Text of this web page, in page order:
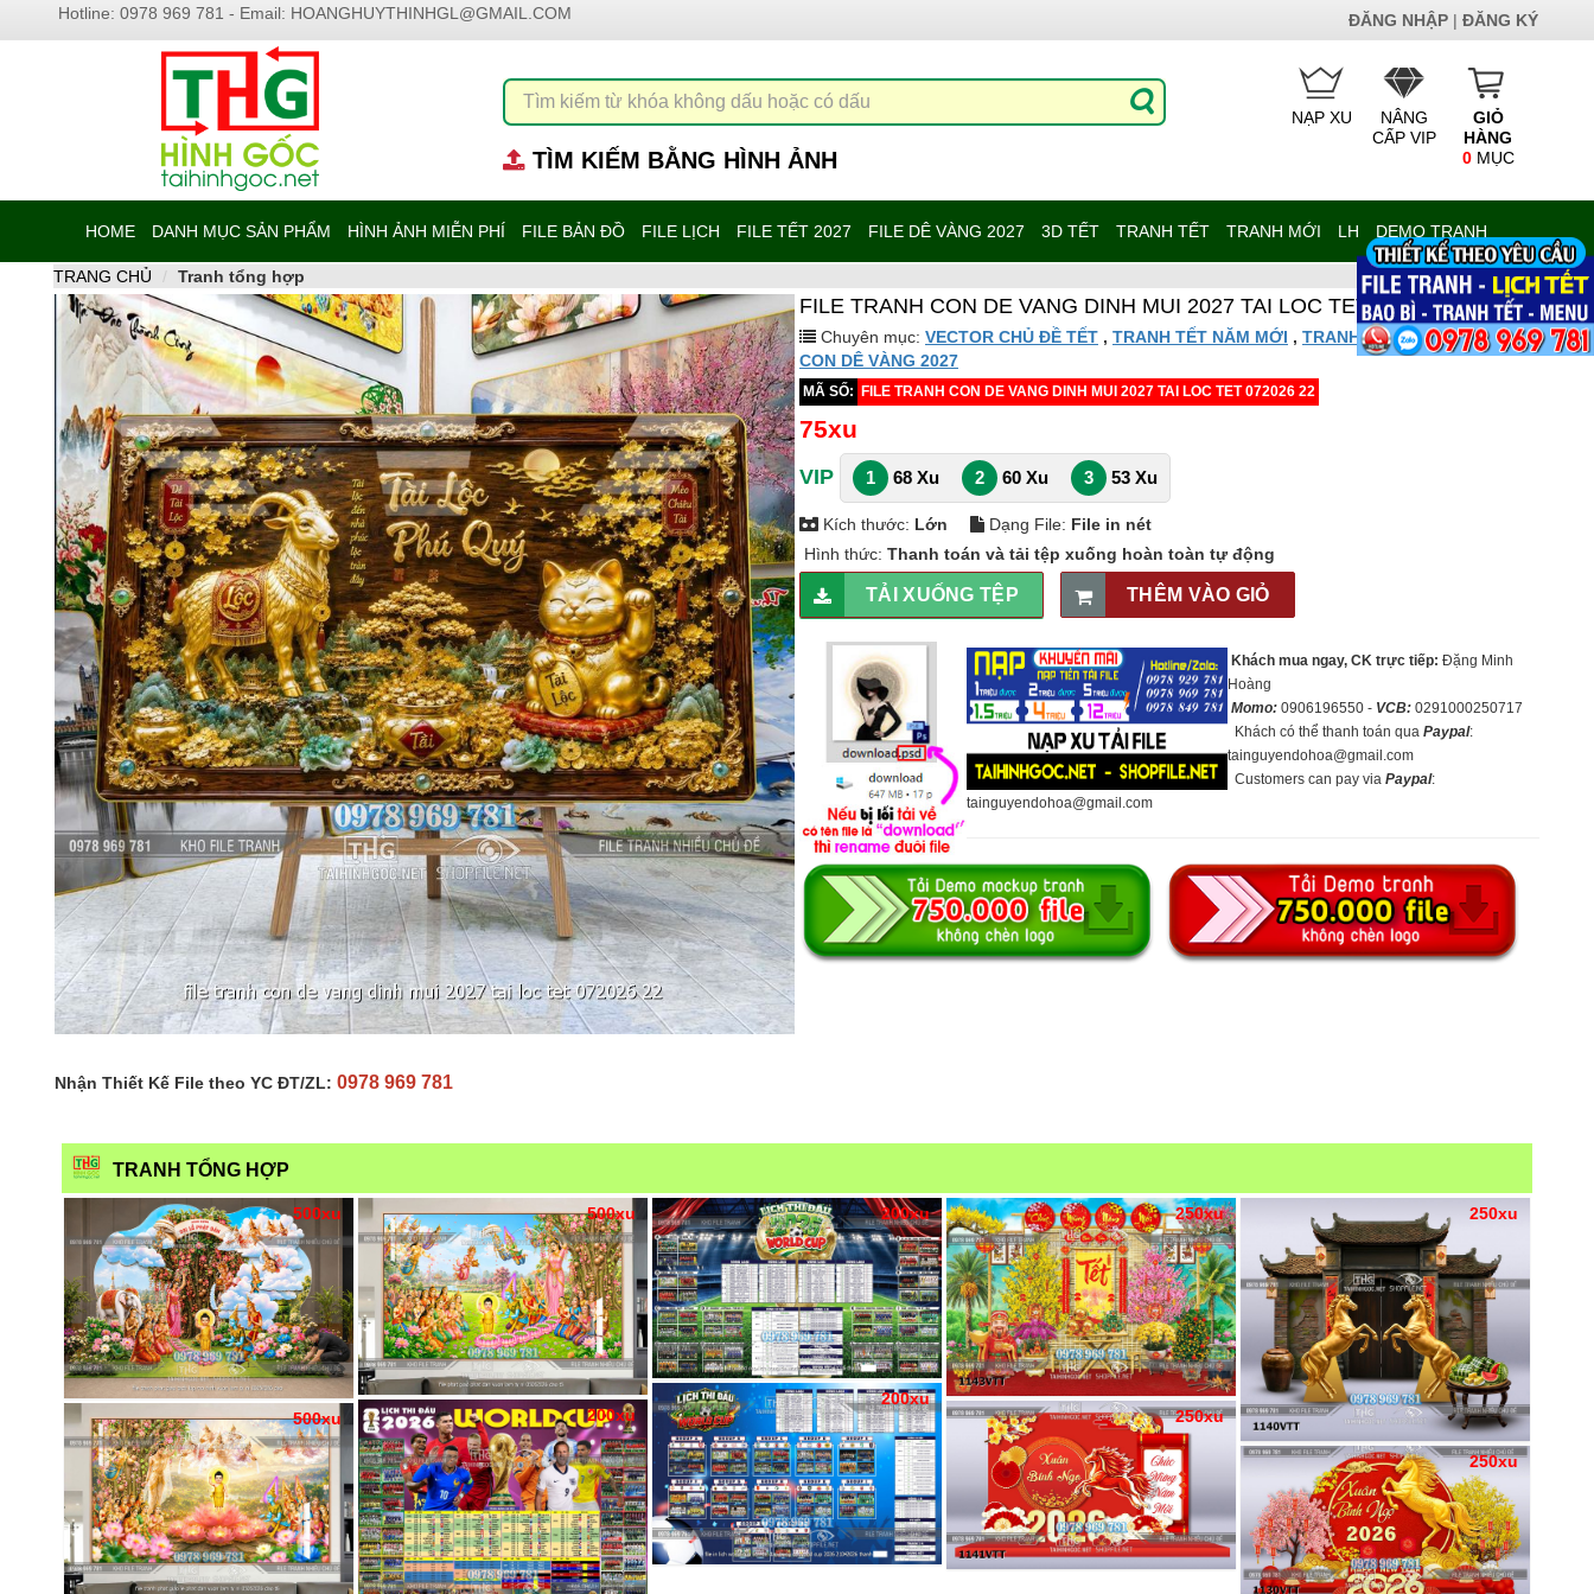
Hotline: 0978 969 781 - Email: HOANGHUYTHINHGL@GMAIL.COM ĐĂNG NHẬP | ĐĂNG KÝ
TÌM KIẾM BẰNG HÌNH ẢNH
GIỎ
HÀNG
0MỤC
NÂNG
CẤP VIP
NẠP XU
HOME DANH MỤC SẢN PHẨM HÌNH ẢNH MIỄN PHÍ FILE BẢN ĐỒ FILE LỊCH FILE TẾT 2027 FILE DÊ VÀNG 2027 3D TẾT TRANH TẾT TRANH MỚI LH DEMO TRANH
TRANG CHỦ Tranh tổng hợp
Nhận Thiết Kế File theo YC ĐT/ZL: 0978 969 781
FILE TRANH CON DE VANG DINH MUI 2027 TAI LOC TET 072026 22
Chuyên mục: VECTOR CHỦ ĐỀ TẾT , TRANH TẾT NĂM MỚI , TRANH TỔNG HỢP ,FILE
CON DÊ VÀNG 2027
MÃ SỐ: FILE TRANH CON DE VANG DINH MUI 2027 TAI LOC TET 072026 22
75xu
VIP 1 68 Xu 2 60 Xu 3 53 Xu
Kích thước: Lớn Dạng File: File in nét
Hình thức: Thanh toán và tải tệp xuống hoàn toàn tự động
TẢI XUỐNG TỆP THÊM VÀO GIỎ
Khách mua ngay, CK trực tiếp:Đặng Minh
Hoàng
Momo: 0906196550 - VCB: 0291000250717
Khách có thể thanh toán quaPaypal:
tainguyendohoa@gmail.com
Customers can pay viaPaypal:
tainguyendohoa@gmail.com
TRANH TỔNG HỢP
500xu
500xu
500xu
200xu
200xu
200xu
250xu
250xu
250xu
250xu